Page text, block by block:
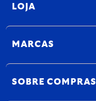
LOJA
MARCAS
SOBRE COMPRAS